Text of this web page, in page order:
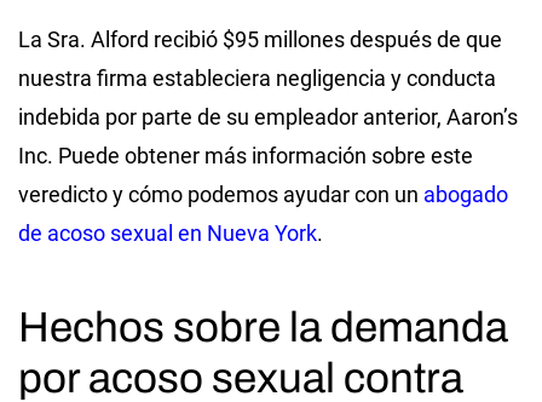
La Sra. Alford recibió $95 millones después de que
nuestra firma estableciera negligencia y conducta
indebida por parte de su empleador anterior, Aaron’s
Inc. Puede obtener más información sobre este
veredicto y cómo podemos ayudar con un abogado
de acoso sexual en Nueva York.
Hechos sobre la demanda
por acoso sexual contra